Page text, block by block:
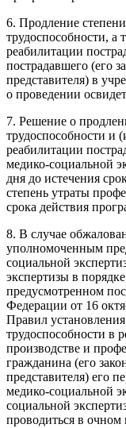
6. Продление
трудоспособности, а
реабилитации
пострадавшего (его
представителя) в
о проведении
7. Решение о
трудоспособности и
реабилитации
медико-социальной
дня до истечения
степень утраты
срока действия
8. В случае
уполномоченным
социальной
экспертизы в
предусмотренном
Федерации от 16
Правил
трудоспособности в
производстве и
гражданина (его
представителя) его
медико-социальной
социальной
проводиться в очном